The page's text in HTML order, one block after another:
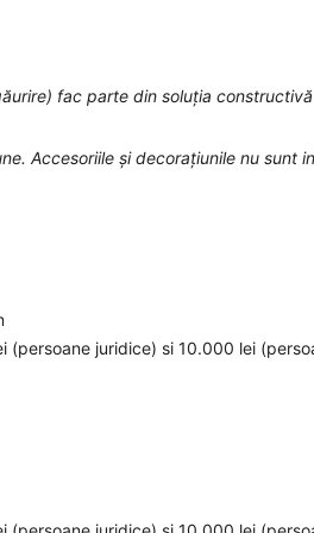
fac parte din soluția
Accesoriile și decorațiunile nu sunt
(persoane juridice) si 10.000 lei